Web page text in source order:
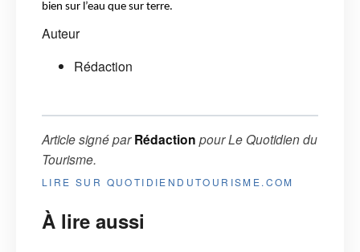
bien sur l’eau que sur terre.
Auteur
Rédaction
Article signé parRédaction pourLe Quotidien du
Tourisme.
LIRE SUR QUOTIDIENDUTOURISME.COM
À lire aussi